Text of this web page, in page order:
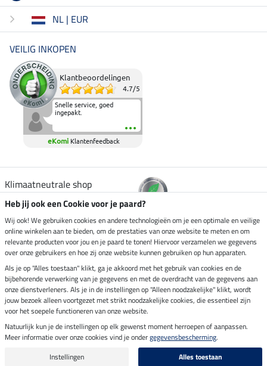
NL | EUR
VEILIG INKOPEN
Klantbeoordelingen
4.7/5
Snelle service, goed
ingepakt.
eKomi Klantenfeedback
Klimaatneutrale shop
Verzending per
Veilig betalen met
Impressum
Laatste update op 08.08.2026 om 14:33 uur
Alle prijzen in euro's, incl. BTW, excl. verzendkosten.
Heb jij ook een Cookie voor je paard?
Wij ook! We gebruiken cookies en andere technologieën om je een optimale en veilige
online winkelen aan te bieden, om de prestaties van onze website te meten en om
relevante producten voor jou en je paard te tonen! Hiervoor verzamelen we gegevens
over onze gebruikers en hoe zij onze website kunnen gebruiken op hun apparaten.
Als je op "Alles toestaan" klikt, ga je akkoord met het gebruik van cookies en de
bijbehorende verwerking van je gegevens en met de overdracht van de gegevens aan
onze dienstverleners. Als je in de instellingen op "Alleen noodzakelijke" klikt, wordt
jouw bezoek alleen voortgezet met strikt noodzakelijke cookies, die essentieel zijn
voor het soepele functioneren van onze website.
Natuurlijk kun je de instellingen op elk gewenst moment herroepen of aanpassen.
Meer informatie over onze cookies vind je ondergegevensbescherming.
Instellingen
Alles toestaan